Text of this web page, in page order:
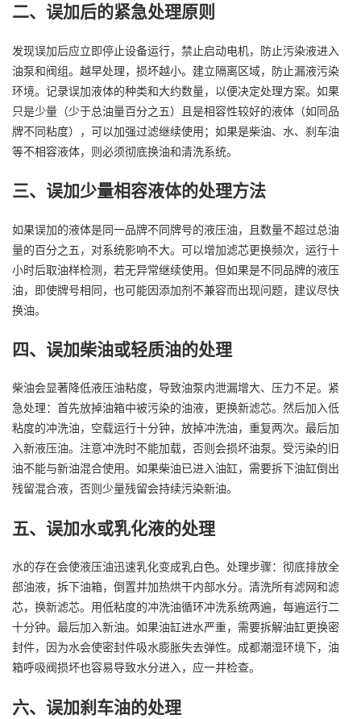
二、误加后的紧急处理原则
发现误加后应立即停止设备运行，禁止启动电机，防止污染液进入
油泵和阀组。越早处理，损坏越小。建立隔离区域，防止漏液污染
环境。记录误加液体的种类和大约数量，以便决定处理方案。如果
只是少量（少于总油量百分之五）且是相容性较好的液体（如同品
牌不同粘度），可以加强过滤继续使用；如果是柴油、水、刹车油
等不相容液体，则必须彻底换油和清洗系统。
三、误加少量相容液体的处理方法
如果误加的液体是同一品牌不同牌号的液压油，且数量不超过总油
量的百分之五，对系统影响不大。可以增加滤芯更换频次，运行十
小时后取油样检测，若无异常继续使用。但如果是不同品牌的液压
油，即使牌号相同，也可能因添加剂不兼容而出现问题，建议尽快
换油。
四、误加柴油或轻质油的处理
柴油会显著降低液压油粘度，导致油泵内泄漏增大、压力不足。紧
急处理：首先放掉油箱中被污染的油液，更换新滤芯。然后加入低
粘度的冲洗油，空载运行十分钟，放掉冲洗油，重复两次。最后加
入新液压油。注意冲洗时不能加载，否则会损坏油泵。受污染的旧
油不能与新油混合使用。如果柴油已进入油缸，需要拆下油缸倒出
残留混合液，否则少量残留会持续污染新油。
五、误加水或乳化液的处理
水的存在会使液压油迅速乳化变成乳白色。处理步骤：彻底排放全
部油液，拆下油箱，倒置并加热烘干内部水分。清洗所有滤网和滤
芯，换新滤芯。用低粘度的冲洗油循环冲洗系统两遍，每遍运行二
十分钟。最后加入新油。如果油缸进水严重，需要拆解油缸更换密
封件，因为水会使密封件吸水膨胀失去弹性。成都潮湿环境下，油
箱呼吸阀损坏也容易导致水分进入，应一并检查。
六、误加刹车油的处理